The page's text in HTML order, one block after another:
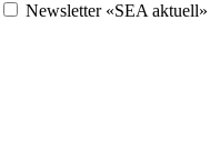
Newsletter «SEA aktuell»